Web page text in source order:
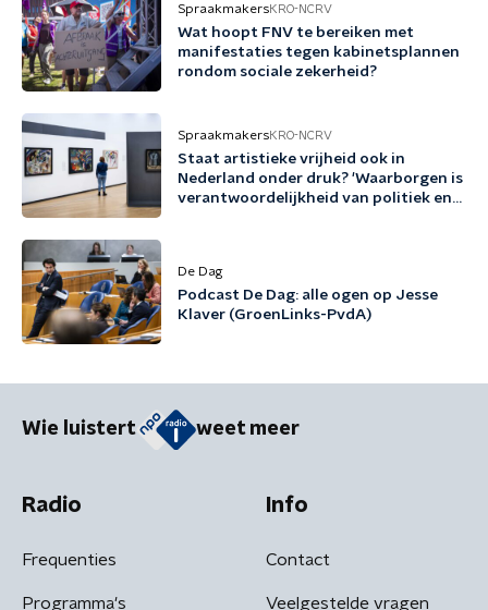
SpraakmakersKRO-NCRV
Wat hoopt FNV te bereiken met
manifestaties tegen kabinetsplannen
rondom sociale zekerheid?
SpraakmakersKRO-NCRV
Staat artistieke vrijheid ook in
Nederland onder druk? 'Waarborgen is
verantwoordelijkheid van politiek en
De Dag
Podcast De Dag: alle ogen op Jesse
Klaver (GroenLinks-PvdA)
Wie luistert weet meer
Radio
Frequenties
Programma's
Info
Contact
Veelgestelde vragen